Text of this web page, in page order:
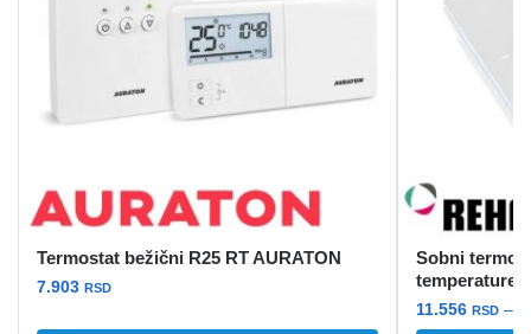
Termostat bežični R25 RT AURATON
7.903 RSD
Sobni
temperature
11.556 RSD –